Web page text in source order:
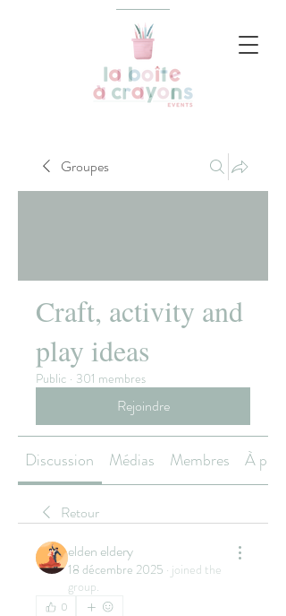
Groupes
Craft, activity and
play ideas
Public · 301 membres
Rejoindre
Discussion Médias Membres À
Retour
elden eldery
18 décembre 2025 · joined the
group.
0